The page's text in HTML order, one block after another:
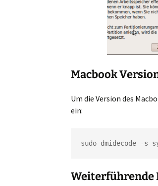
Macbook
Um die Version des
ein:
sudo dmidecode -s